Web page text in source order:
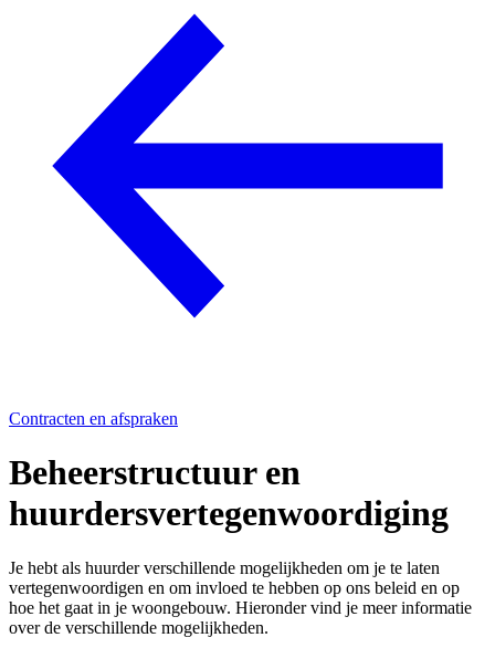
Contracten en afspraken
Beheerstructuur en
huurdersvertegenwoordiging
Je hebt als huurder verschillende mogelijkheden om je te laten
vertegenwoordigen en om invloed te hebben op ons beleid en op
hoe het gaat in je woongebouw. Hieronder vind je meer informatie
over de verschillende mogelijkheden.